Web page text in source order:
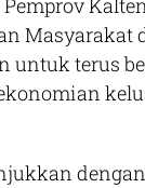
Pemprov
Masyarakat
untuk terus